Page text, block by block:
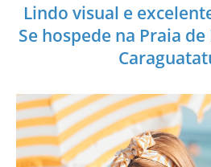
Lindo visual e
Se hospede na Praia